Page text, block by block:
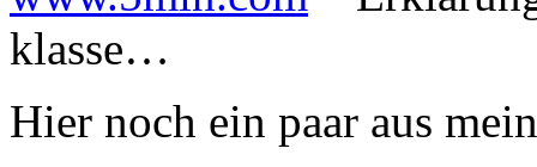
klasse…
Hier noch ein paar aus